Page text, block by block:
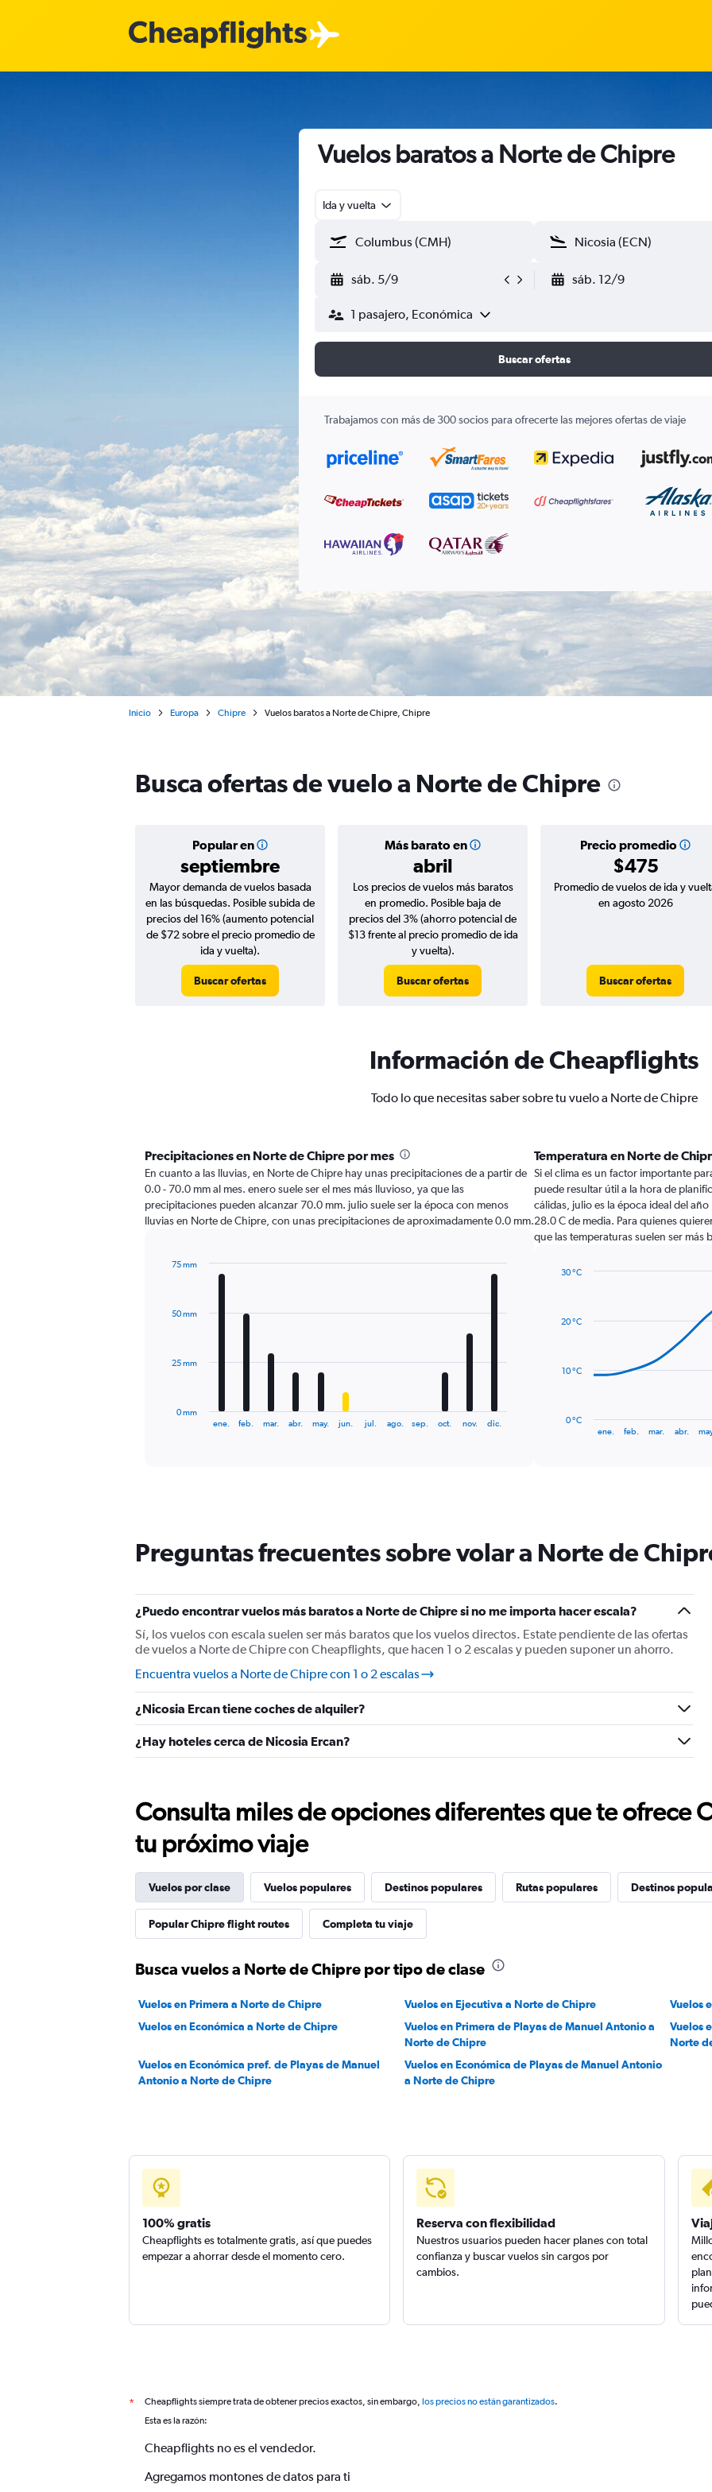
Vuelos baratos a Norte de Chipre
Ida y vuelta
sáb. 5/9 sáb. 12/9
1 pasajero, Económica
Buscar ofertas
Trabajamos con más de 300 socios para ofrecerte las mejores ofertas de viaje
Inicio Europa Chipre Vuelos baratos a Norte de Chipre, Chipre
Busca ofertas de vuelo a Norte de Chipre
Popular en
septiembre
Más barato en
abril
Precio promedio
$475
Mayor demanda de vuelos basada
en las búsquedas. Posible subida de
precios del 16% (aumento potencial
de $72 sobre el precio promedio de
ida y vuelta).
Buscar ofertas
Los precios de vuelos más baratos
en promedio. Posible baja de
precios del 3% (ahorro potencial de
$13 frente al precio promedio de ida
y vuelta).
Buscar ofertas
Promedio de vuelos de ida y
en agosto 2026
Buscar ofertas
Información de Cheapflights
Todo lo que necesitas saber sobre tu vuelo a Norte de Chipre
Precipitaciones en Norte de Chipre por mes
En cuanto a las lluvias, en Norte de Chipre hay unas precipitaciones de a partir de
0.0 - 70.0 mm al mes. enero suele ser el mes más lluvioso, ya que las
precipitaciones pueden alcanzar 70.0 mm. julio suele ser la época con menos
lluvias en Norte de Chipre, con unas precipitaciones de aproximadamente 0.0 mm.
12
The
has
axis
displaying
values.
Range:
to
75.
ene. feb. mar. abr. may. jun. jul. ago. sep. oct. nov. dic.
0 mm
25 mm
50 mm
75 mm
Temperatura en Norte de
Si el clima es un factor importante
puede resultar útil a la hora de
cálidas, julio es la época ideal del
28.0 C de media. Para quienes
que las temperaturas suelen ser más
14
The
chart
1
Y
displaying
values.
ene. feb. mar. abr.
0 °C
10 °C
20 °C
30 °C
Preguntas frecuentes sobre volar a Norte de
¿Puedo encontrar vuelos más baratos a Norte de Chipre si no me importa hacer escala?
Sí, los vuelos con escala suelen ser más baratos que los vuelos directos. Estate pendiente de las ofertas
de vuelos a Norte de Chipre con Cheapflights, que hacen 1 o 2 escalas y pueden suponer un ahorro.
Encuentra vuelos a Norte de Chipre con 1 o 2 escalas
¿Nicosia Ercan tiene coches de alquiler?
¿Hay hoteles cerca de Nicosia Ercan?
Consulta miles de opciones diferentes que te ofrece
tu próximo viaje
Vuelos por clase Vuelos populares Destinos populares Rutas populares Destinos
Popular Chipre flight routes Completa tu viaje
Busca vuelos a Norte de Chipre por tipo de clase
Vuelos en Primera a Norte de Chipre Vuelos en Ejecutiva a Norte de Chipre
Vuelos
Vuelos en Económica a Norte de Chipre
Vuelos en Primera de Playas de Manuel Antonio a
Norte de Chipre
Vuelos
Norte
Vuelos en Económica pref. de Playas de Manuel
Antonio a Norte de Chipre
Vuelos en Económica de Playas de Manuel Antonio
a Norte de Chipre
100% gratis
Cheapflights es totalmente gratis, así que puedes
empezar a ahorrar desde el momento cero.
Reserva con flexibilidad
Nuestros usuarios pueden hacer planes con total
confianza y buscar vuelos sin cargos por
cambios.
* Cheapflights siempre trata de obtener precios exactos, sin embargo, los precios no están garantizados.
Esta es la razón:
Cheapflights no es el vendedor.
Agregamos montones de datos para ti